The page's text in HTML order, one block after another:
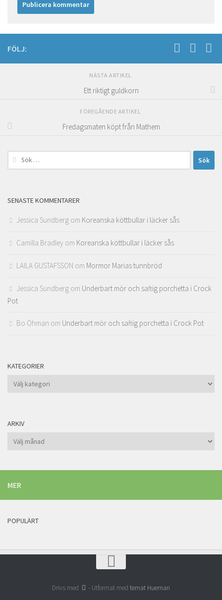
FÖLJ:
NÄSTA ARTIKEL
Ett riktigt guldkorn
FÖREGÅENDE ARTIKEL
Fredagsmaten köpt från Mathem
Sök
efter:
SENASTE KOMMENTARER
Jessica Sundberg om Koreanska köttbullar i läcker sås
Camilla Bradley om Koreanska köttbullar i läcker sås
LAILA GUSTAFSSON om Mormor Marias tunnbröd
Jessica Sundberg om Underbart mör och saftig porchetta i Crock
Pot
Bo Öhman om Underbart mör och saftig porchetta i Crock Pot
KATEGORIER
Kategorier
ARKIV
Arkiv
MER
POPULÄRT
Drivs med - Utformat medtemat Hueman